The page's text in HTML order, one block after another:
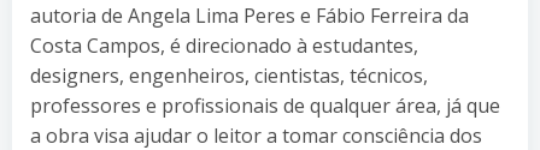
autoria de Angela Lima Peres e Fábio Ferreira da
Costa Campos, é direcionado à estudantes,
designers, engenheiros, cientistas, técnicos,
professores e profissionais de qualquer área, já que
a obra visa ajudar o leitor a tomar consciência dos